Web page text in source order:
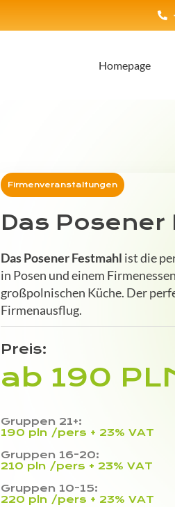
Homepage
Firmenveranstaltungen
Das
Das Posener Festmahl ist die
in Posen und einem
großpolnischen Küche. Der
Firmenausflug.
Preis:
ab 190
Gruppen 21+:
190 pln /pers + 23% VAT
Gruppen 16-20:
210 pln /pers + 23% VAT
Gruppen 10-15:
220 pln /pers + 23% VAT